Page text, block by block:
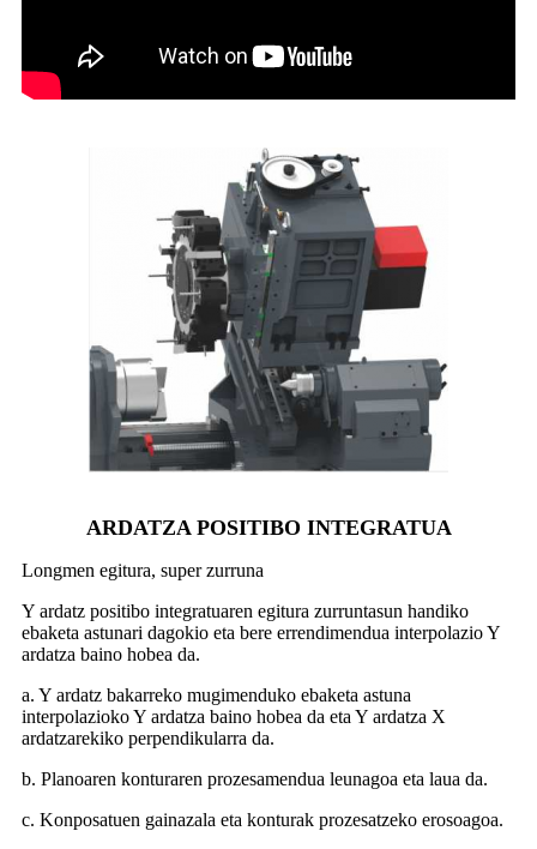
ARDATZA POSITIBO INTEGRATUA
Longmen egitura, super zurruna
Y ardatz positibo integratuaren egitura zurruntasun handiko
ebaketa astunari dagokio eta bere errendimendua interpolazio Y
ardatza baino hobea da.
a. Y ardatz bakarreko mugimenduko ebaketa astuna
interpolazioko Y ardatza baino hobea da eta Y ardatza X
ardatzarekiko perpendikularra da.
b. Planoaren konturaren prozesamendua leunagoa eta laua da.
c. Konposatuen gainazala eta konturak prozesatzeko erosoagoa.